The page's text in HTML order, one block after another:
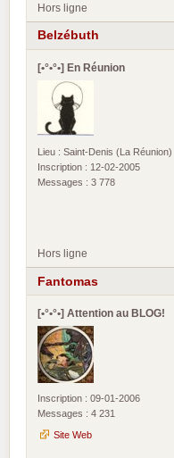
Hors ligne
Belzébuth
[•°•°•] En Réunion
Lieu : Saint-Denis (La Réunion)
Inscription : 12-02-2005
Messages : 3 778
Hors ligne
Fantomas
[•°•°•] Attention au BLOG!
Inscription : 09-01-2006
Messages : 4 231
Site Web